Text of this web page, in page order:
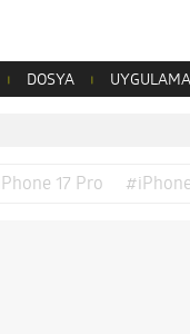
DOSYA UYGULAMA
17 Pro